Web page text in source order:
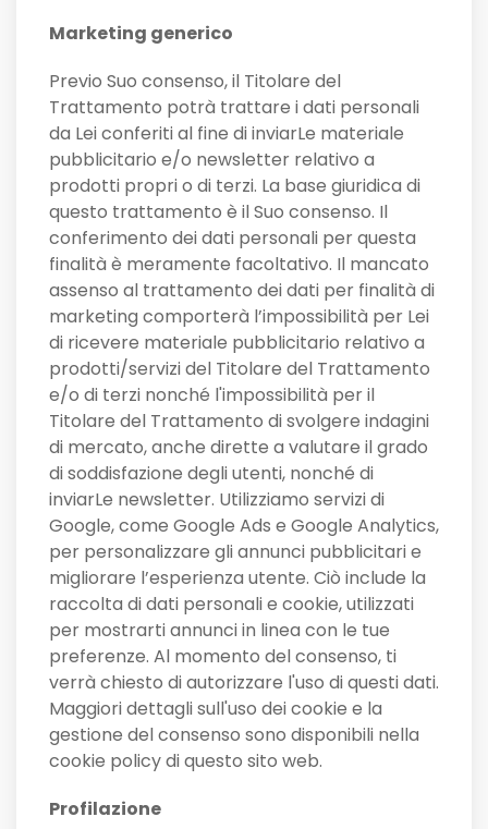
Marketing generico
Previo Suo consenso, il Titolare del
Trattamento potrà trattare i dati personali
da Lei conferiti al fine di inviarLe materiale
pubblicitario e/o newsletter relativo a
prodotti propri o di terzi. La base giuridica di
questo trattamento è il Suo consenso. Il
conferimento dei dati personali per questa
finalità è meramente facoltativo. Il mancato
assenso al trattamento dei dati per finalità di
marketing comporterà l’impossibilità per Lei
di ricevere materiale pubblicitario relativo a
prodotti/servizi del Titolare del Trattamento
e/o di terzi nonché l'impossibilità per il
Titolare del Trattamento di svolgere indagini
di mercato, anche dirette a valutare il grado
di soddisfazione degli utenti, nonché di
inviarLe newsletter. Utilizziamo servizi di
Google, come Google Ads e Google Analytics,
per personalizzare gli annunci pubblicitari e
migliorare l’esperienza utente. Ciò include la
raccolta di dati personali e cookie, utilizzati
per mostrarti annunci in linea con le tue
preferenze. Al momento del consenso, ti
verrà chiesto di autorizzare l'uso di questi dati.
Maggiori dettagli sull'uso dei cookie e la
gestione del consenso sono disponibili nella
cookie policy di questo sito web.
Profilazione